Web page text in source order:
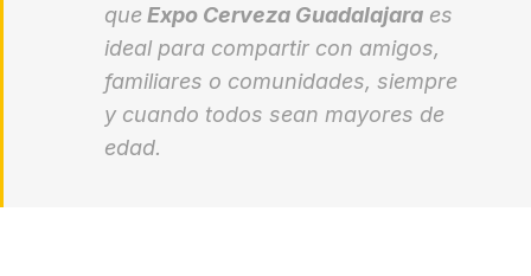
queExpo Cerveza Guadalajara es
ideal para compartir con amigos,
familiares o comunidades, siempre
y cuando todos sean mayores de
edad.